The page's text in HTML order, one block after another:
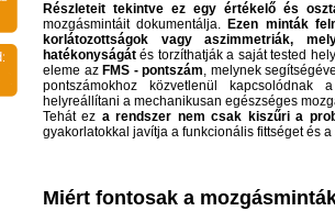
Részleteit tekintve ez egy értékelő és
mozgásmintáit dokumentálja. Ezen minták
korlátozottságok vagy aszimmetriák,
hatékonyságátés torzíthatják a saját tested
eleme az FMS - pontszám, melynek
pontszámokhoz közvetlenül kapcsolódnak
helyreállítani a mechanikusan egészséges
Tehát ez a rendszer nem csak kiszűri a
gyakorlatokkal javítja a funkcionális fittséget és
Miért fontosak a